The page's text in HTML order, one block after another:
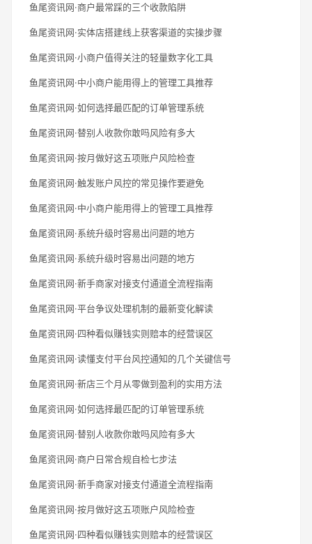
鱼尾资讯网·商户最常踩的三个收款陷阱
鱼尾资讯网·实体店搭建线上获客渠道的实操步骤
鱼尾资讯网·小商户值得关注的轻量数字化工具
鱼尾资讯网·中小商户能用得上的管理工具推荐
鱼尾资讯网·如何选择最匹配的订单管理系统
鱼尾资讯网·替别人收款你敢吗风险有多大
鱼尾资讯网·按月做好这五项账户风险检查
鱼尾资讯网·触发账户风控的常见操作要避免
鱼尾资讯网·中小商户能用得上的管理工具推荐
鱼尾资讯网·系统升级时容易出问题的地方
鱼尾资讯网·系统升级时容易出问题的地方
鱼尾资讯网·新手商家对接支付通道全流程指南
鱼尾资讯网·平台争议处理机制的最新变化解读
鱼尾资讯网·四种看似赚钱实则赔本的经营误区
鱼尾资讯网·读懂支付平台风控通知的几个关键信号
鱼尾资讯网·新店三个月从零做到盈利的实用方法
鱼尾资讯网·如何选择最匹配的订单管理系统
鱼尾资讯网·替别人收款你敢吗风险有多大
鱼尾资讯网·商户日常合规自检七步法
鱼尾资讯网·新手商家对接支付通道全流程指南
鱼尾资讯网·按月做好这五项账户风险检查
鱼尾资讯网·四种看似赚钱实则赔本的经营误区